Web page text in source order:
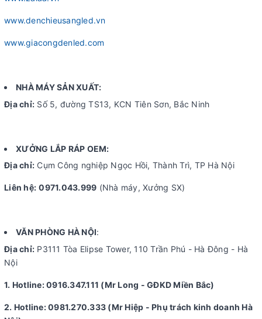
www.denchieusangled.vn
www.giacongdenled.com
NHÀ MÁY SẢN XUẤT:
Địa chỉ: Số 5, đường TS13, KCN Tiên Sơn, Bắc Ninh
XƯỞNG LẮP RÁP OEM:
Địa chỉ: Cụm Công nghiệp Ngọc Hồi, Thành Trì, TP Hà Nội
Liên hệ: 0971.043.999 (Nhà máy, Xưởng SX)
VĂN PHÒNG HÀ NỘI:
Địa chỉ: P3111 Tòa Elipse Tower, 110 Trần Phú - Hà Đông - Hà
Nội
1. Hotline: 0916.347.111 (Mr Long - GĐKD Miền Bắc)
2. Hotline: 0981.270.333 (Mr Hiệp - Phụ trách kinh doanh Hà